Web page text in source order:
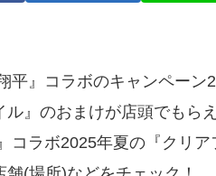
平』コラボのキャンペー
』のおまけが店頭でもら
コラボ2025年夏の『クリ